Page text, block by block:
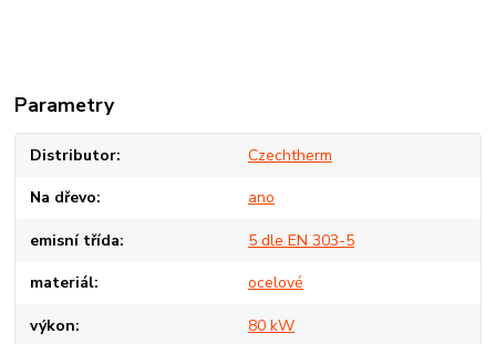
Parametry
Distributor Czechtherm
Na dřevo ano
emisní třída 5 dle EN 303-5
materiál ocelové
výkon 80 kW